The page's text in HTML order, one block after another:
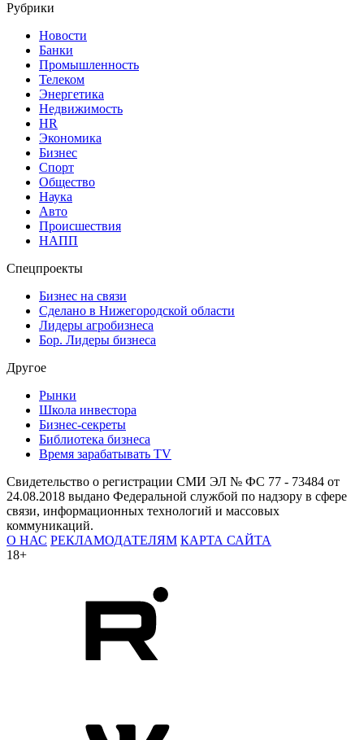
Рубрики
Новости
Банки
Промышленность
Телеком
Энергетика
Недвижимость
HR
Экономика
Бизнес
Спорт
Общество
Наука
Авто
Происшествия
НАПП
Спецпроекты
Бизнес на связи
Сделано в Нижегородской области
Лидеры агробизнеса
Бор. Лидеры бизнеса
Другое
Рынки
Школа инвестора
Бизнес-секреты
Библиотека бизнеса
Время зарабатывать TV
Свидетельство о регистрации СМИ ЭЛ № ФС 77 - 73484 от
24.08.2018 выдано Федеральной службой по надзору в сфере
связи, информационных технологий и массовых
коммуникаций.
О НАС РЕКЛАМОДАТЕЛЯМ КАРТА САЙТА
18+